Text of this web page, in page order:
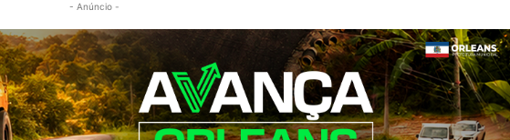
- Anúncio -